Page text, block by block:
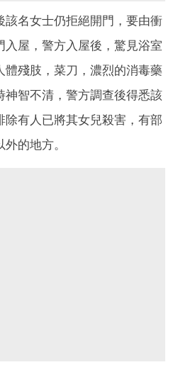
該名女士仍拒絕開門，要由衝
屋，警方入屋後，驚見浴室
體殘肢，菜刀，濃烈的消毒藥
神智不清，警方調查後得悉該
有人已將其女兒殺害，有部
的地方。